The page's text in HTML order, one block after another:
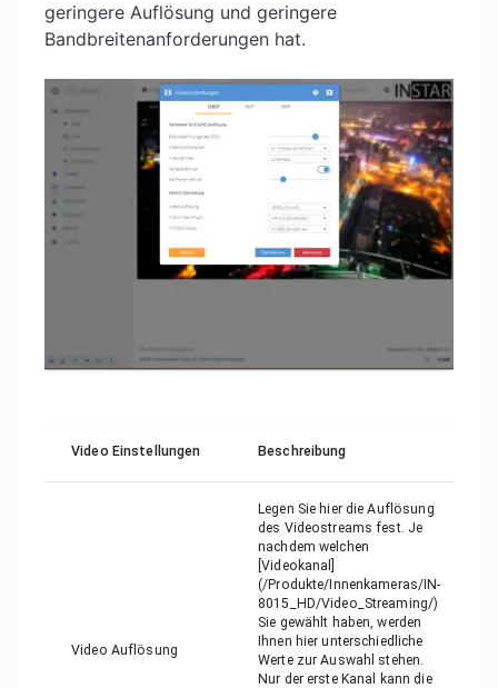
geringere Auflösung und geringere
Bandbreitenanforderungen hat.
Video Einstellungen Beschreibung
Video Auflösung
Legen Sie hier die Auflösung
des Videostreams fest. Je
nachdem welchen
[Videokanal]
(/Produkte/Innenkameras/IN-
8015_HD/Video_Streaming/)
Sie gewählt haben, werden
Ihnen hier unterschiedliche
Werte zur Auswahl stehen.
Nur der erste Kanal kann die